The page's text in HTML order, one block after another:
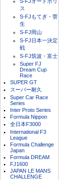
ス
S-FJもてぎ・菅
生
S-FJ岡山
S-FJ日本一決定
戦
S-FJ筑波・富士
Super FJ
Dream Cup
Race
SUPER GT
スーパー耐久
Super Car Race
Series
Inter Proto Series
Formula Nippon
全日本F3000
International F3
League
Formula Challenge
Japan
Formula DREAM
FJ1600
JAPAN LE MANS
CHALLENGE